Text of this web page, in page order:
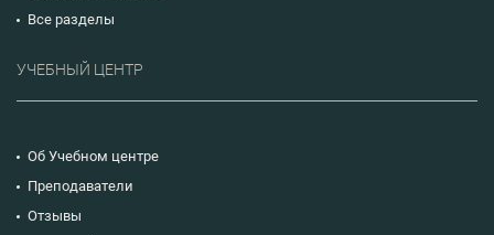
Все разделы
УЧЕБНЫЙ ЦЕНТР
Об Учебном центре
Преподаватели
Отзывы